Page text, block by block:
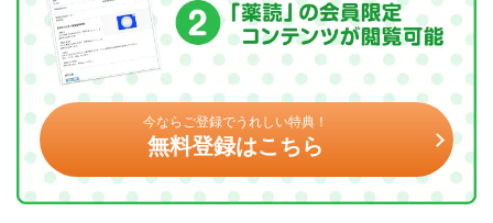
今ならご登録でうれしい特典！
無料登録はこちら